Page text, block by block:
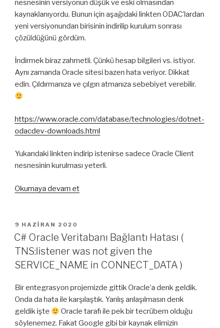
nesnesinin versiyonun düşük ve eski olmasından
kaynaklanıyordu. Bunun için aşağıdaki linkten ODAC’lardan
yeni versiyonundan birisinin indirilip kurulum sonrası
çözüldüğünü gördüm.
İndirmek biraz zahmetli. Çünkü hesap bilgileri vs. istiyor.
Aynı zamanda Oracle sitesi bazen hata veriyor. Dikkat
edin. Çıldırmanıza ve çılgın atmanıza sebebiyet verebilir.
https://www.oracle.com/database/technologies/dotnet-
odacdev-downloads.html
Yukarıdaki linkten indirip istenirse sadece Oracle Client
nesnesinin kurulması yeterli.
Okumaya devam et“Oracle
8.1.7
or
greater.
Hatası
hakkında”
YAYIM
TARIHI
9 HAZIRAN 2020
C# Oracle Veritabanı Bağlantı Hatası (
TNS:listener was not given the
SERVICE_NAME in CONNECT_DATA )
Bir entegrasyon projemizde gittik Oracle’a denk geldik.
Onda da hata ile karşılaştık. Yanlış anlaşılmasın denk
geldik işte
Oracle tarafı ile pek bir tecrübem olduğu
söylenemez. Fakat Google gibi bir kaynak elimizin